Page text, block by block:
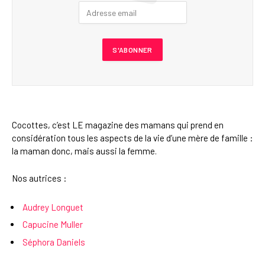
Cocottes, c’est LE magazine des mamans qui prend en
considération tous les aspects de la vie d’une mère de famille :
la maman donc, mais aussi la femme.
Nos autrices :
Audrey Longuet
Capucine Muller
Séphora Daniels